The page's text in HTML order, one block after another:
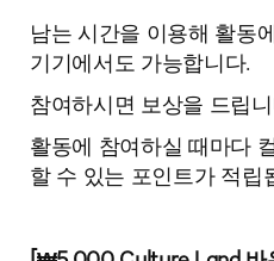
남는 시간을 이용해 활동
기기에서도 가능합니다.
참여하시면 보상을 드립
활동에 참여하실 때마다
할 수 있는 포인트가 적립